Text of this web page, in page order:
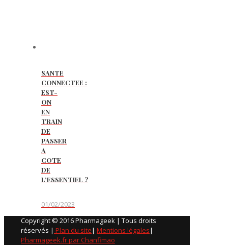
SANTE
CONNECTEE :
EST-
ON
EN
TRAIN
DE
PASSER
A
COTE
DE
L’ESSENTIEL ?
01/02/2023
Copyright © 2016 Pharmageek | Tous droits
réservés | Plan du site| Mentions légales|
Pharmageek.fr par Chanfimao